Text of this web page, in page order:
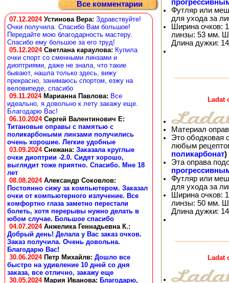
Все комментарии
07.12.2024 Устинова Вера: Здравствуйте!
Очки получила. Спасибо Вам большое!
Передайте мою благодарность мастеру.
Спасибо ему большое за его труд!
05.12.2024 Светлана караулова: Купила
очки спорт со сменными линзами и
диоптриями, даже не знала, что такие
бывают, нашла только здесь, вижу
прекрасно, занимаюсь спортом, езжу на
веловипеде, спасибо
09.11.2024 Марианна Павлова: Все
идеально, я довольно к лету закажу еще.
Благодарю Вас!
06.10.2024 Сергей Валентинович Е:
Титановые оправы с памятью с
поликарбоными линзами получились
очень хорошие. Легкие удобные
03.09.2024 Снежана: Заказала круглые
очки диоптрии -2.0. Сидят хорошо,
выглядит тоже приятно. Спасибо. Мне 18
лет
08.08.2024 Александр Соковлов:
Постоянно сижу за компьютером. Заказал
очки от компьютерного излучение. Все
комфортно глаза заметно перестали
болеть, хотя перерывы нужно делать в
юбом случае. Большое спасибо
04.07.2024 Анжелика Геннадьевна К.:
Добрый день! Делала у Вас заказ очков.
Заказ получила. Очень довольна.
Благодарю Вас!
30.06.2024 Петр Михайлв: Дошло все
быстро на удивление 10 дней со дня
заказа, все отлично, закажу еще
30.05.2024 Мария Иванова: Благодарю,
Футляр или
для ухода за
Ширина очков:
линзы: 53 мм.
Длина дужки:
Ladat
Материал
Это ободковая
любым
поликарбонат)
Эта оправа
Футляр или
для ухода за
Ширина очков:
линзы: 50 мм.
Длина дужки:
Ladat